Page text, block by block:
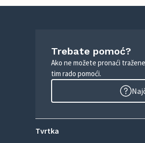
Trebate pomoć?
Ako ne možete pronaći
tim rado pomoći.
Tvrtka